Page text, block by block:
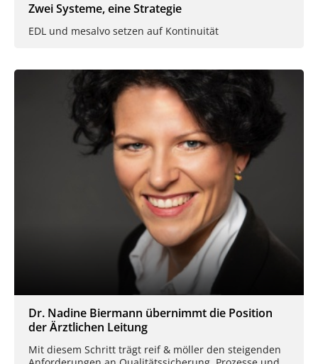
Zwei Systeme, eine Strategie
EDL und mesalvo setzen auf Kontinuität
Dr. Nadine Biermann übernimmt die Position
der Ärztlichen Leitung
Mit diesem Schritt trägt reif & möller den steigenden